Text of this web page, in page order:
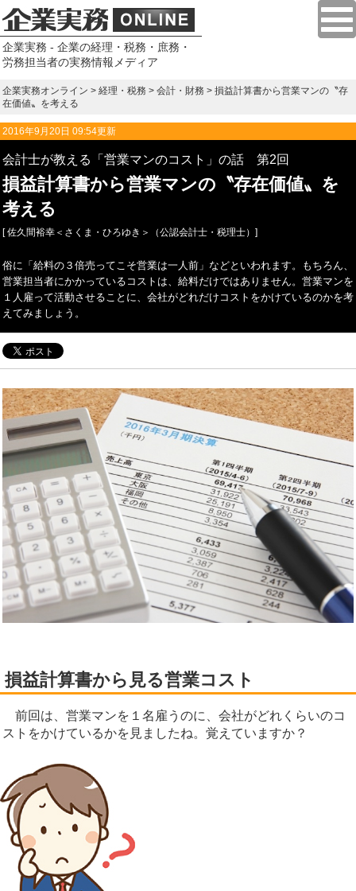
企業実務 - 企業の経理・税務・庶務・
労務担当者の実務情報メディア
企業実務オンライン > 経理・税務 > 会計・財務 > 損益計算書から営業マンの〝存
在価値〟を考える
2016年9月20日 09:54更新
会計士が教える「営業マンのコスト」の話 第2回
損益計算書から営業マンの〝存在価値〟を
考える
[ 佐久間裕幸＜さくま・ひろゆき＞（公認会計士・税理士）]
俗に「給料の３倍売ってこそ営業は一人前」などといわれます。もちろん、
営業担当者にかかっているコストは、給料だけではありません。営業マンを
１人雇って活動させることに、会社がどれだけコストをかけているのかを考
えてみましょう。
損益計算書から見る営業コスト
前回は、営業マンを１名雇うのに、会社がどれくらいのコ
ストをかけているかを見ましたね。覚えていますか？